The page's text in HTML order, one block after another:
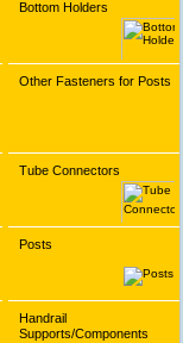
Bottom Holders
Other Fasteners for Posts
Tube Connectors
Posts
Handrail
Supports/Components